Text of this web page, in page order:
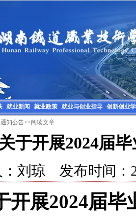
就业新闻 就业政策 就业与创业指导 创新创业
通知公告>>阅读文章
关于开展2024届
：刘琼 发布时间：
开展2024届毕